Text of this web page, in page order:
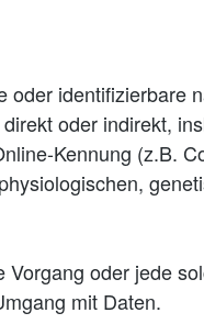
identifizierbare
oder indirekt,
Kennung (z.B.
oder jede
mit Daten.